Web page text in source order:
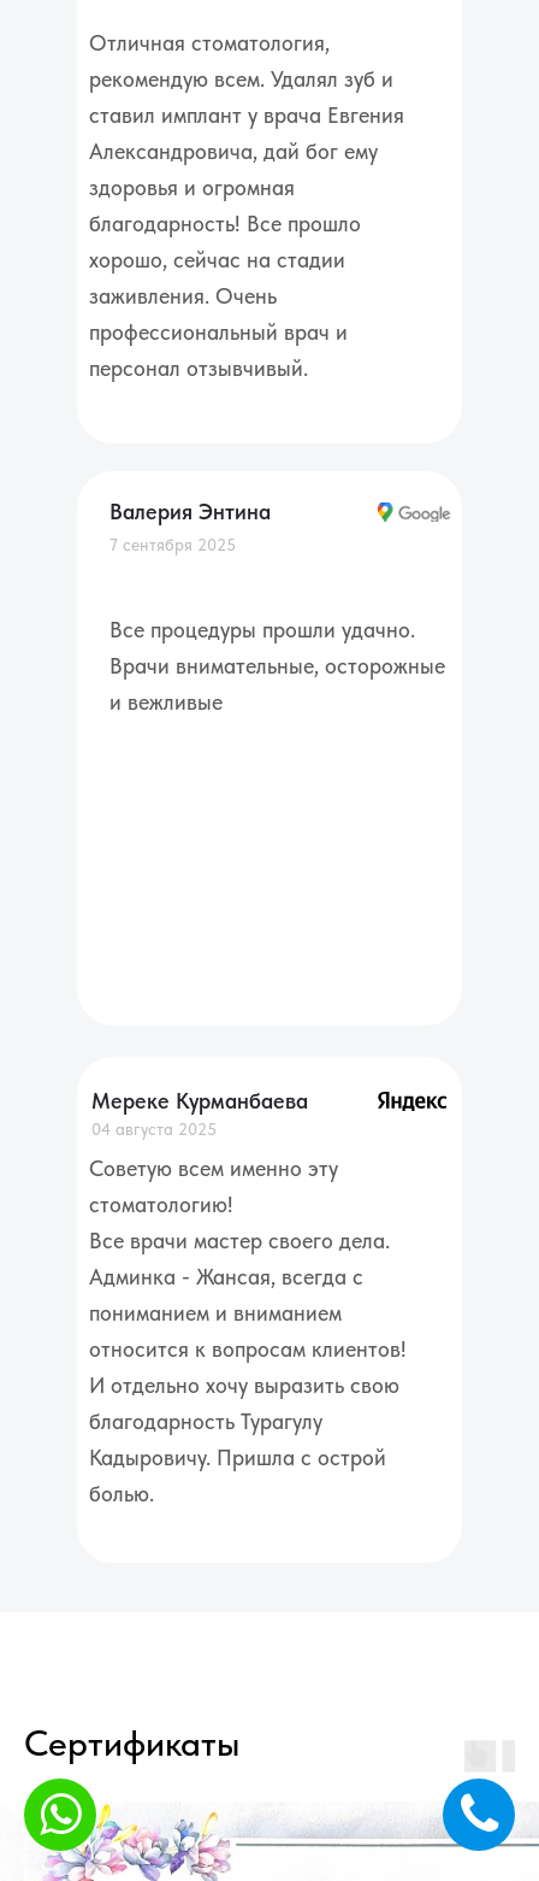
Советую всем именно эту
стоматологию!
Все врачи мастер своего дела.
Админка - Жансая, всегда с
пониманием и вниманием
относится к вопросам клиентов!
И отдельно хочу выразить свою
благодарность Турагулу
Кадыровичу. Пришла с острой
болью.
Мереке Курманбаева
04 августа 2025
Отличная стоматология,
рекомендую всем. Удалял зуб и
ставил имплант у врача Евгения
Александровича, дай бог ему
здоровья и огромная
благодарность! Все прошло
хорошо, сейчас на стадии
заживления. Очень
профессиональный врач и
персонал отзывчивый.
Все процедуры прошли удачно.
Врачи внимательные, осторожные
и вежливые
Валерия Энтина
7 сентября 2025
Сертификаты